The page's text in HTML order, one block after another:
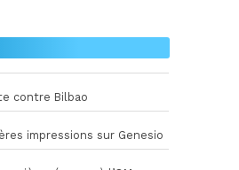
contre Bilbao
impressions sur Genesio